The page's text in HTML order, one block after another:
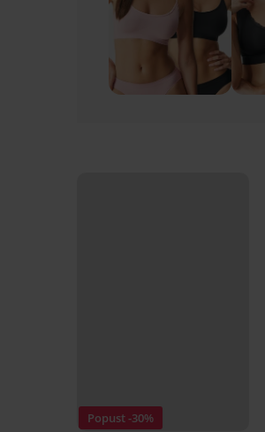
Popust -30%